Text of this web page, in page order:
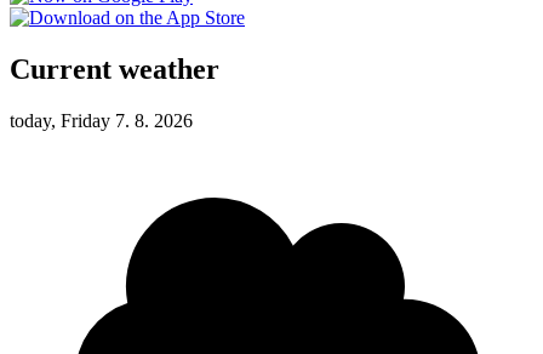
Current weather
today, Friday 7. 8. 2026